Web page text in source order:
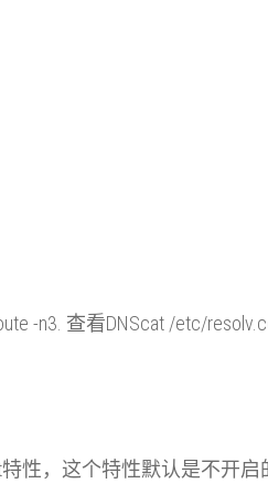
-n3. 查看DNScat /etc/
特性，这个特性默认是不开